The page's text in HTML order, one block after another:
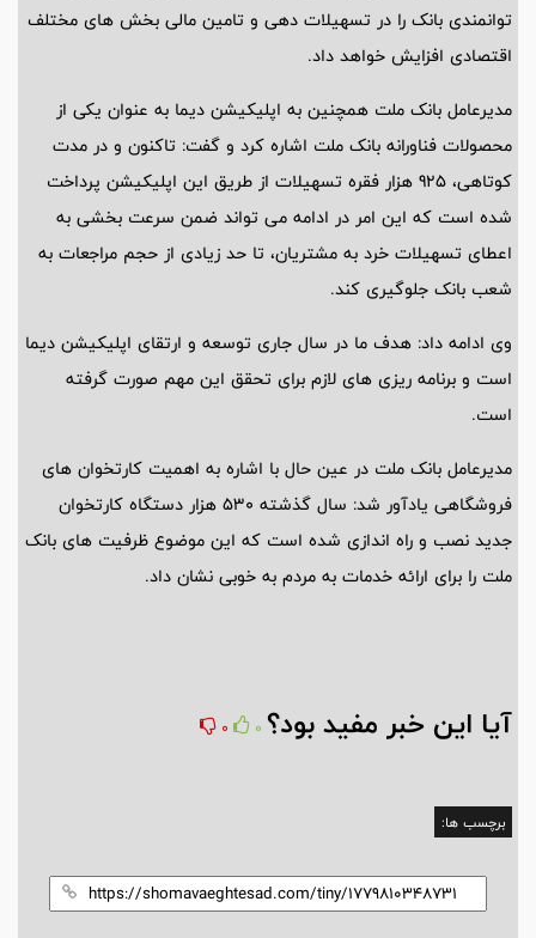
توانمندی بانک را در تسهیلات دهی و تامین مالی بخش های مختلف
اقتصادی افزایش خواهد داد.
مدیرعامل بانک ملت همچنین به اپلیکیشن دیما به عنوان یکی از
محصولات فناورانه بانک ملت اشاره کرد و گفت: تاکنون و در مدت
کوتاهی، 925 هزار فقره تسهیلات از طریق این اپلیکیشن پرداخت
شده است که این امر در ادامه می تواند ضمن سرعت بخشی به
اعطای تسهیلات خرد به مشتریان، تا حد زیادی از حجم مراجعات به
شعب بانک جلوگیری کند.
وی ادامه داد: هدف ما در سال جاری توسعه و ارتقای اپلیکیشن دیما
است و برنامه ریزی های لازم برای تحقق این مهم صورت گرفته
است.
مدیرعامل بانک ملت در عین حال با اشاره به اهمیت کارتخوان های
فروشگاهی یادآور شد: سال گذشته 530 هزار دستگاه کارتخوان
جدید نصب و راه اندازی شده است که این موضوع ظرفیت های بانک
ملت را برای ارائه خدمات به مردم به خوبی نشان داد.
آیا این خبر مفید بود؟ 0
0
برچسب ها: